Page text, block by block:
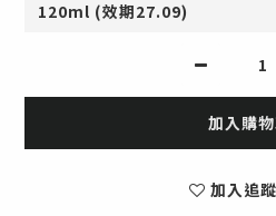
加入購
加入追